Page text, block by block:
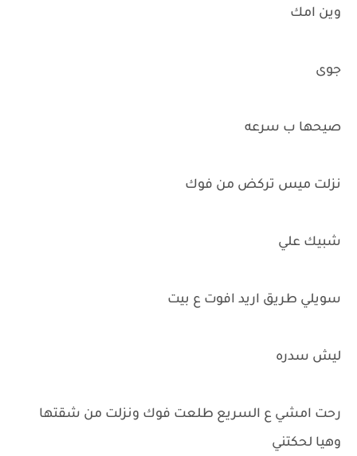
وين امك
جوى
صيحها ب سرعه
نزلت ميس تركض من فوك
شبيك علي
سويلي طريق اريد افوت ع بيت
ليش سدره
رحت امشي ع السريع طلعت فوك ونزلت من شقتها
وهيا لحكتني